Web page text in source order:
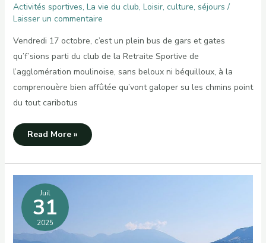
Activités sportives, La vie du club, Loisir, culture, séjours /
Laisser un commentaire
Vendredi 17 octobre, c’est un plein bus de gars et gates
qu’f’sions parti du club de la Retraite Sportive de
l’agglomération moulinoise, sans beloux ni béquilloux, à la
comprenouère bien affûtée qu’vont galoper su les chmins point
du tout caribotus
Sur
Maîtres
Sonneurs
Read More »
Juil
31
2025